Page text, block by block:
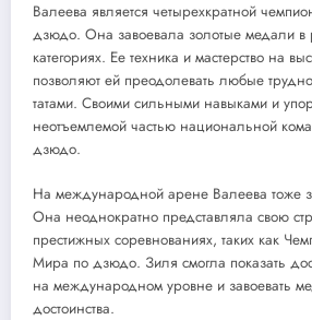
Валеева является четырехкратной
дзюдо. Она завоевала золотые медали в
категориях. Ее техника и мастерство на
позволяют ей преодолевать любые
татами. Своими сильными навыками и
неотъемлемой частью национальной
дзюдо.
На международной арене Валеева тоже
Она неоднократно представляла свою
престижных соревнованиях, таких как
Мира по дзюдо. Зиля смогла показать
на международном уровне и завоевать
достоинства.